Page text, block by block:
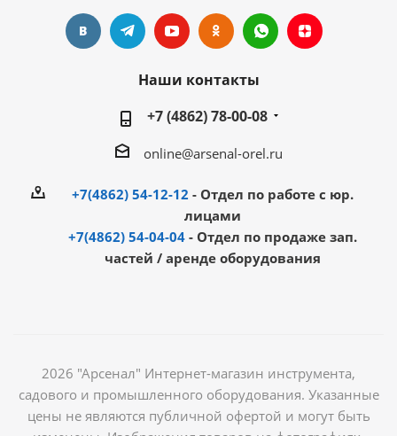
Наши контакты
+7 (4862) 78-00-08
online@arsenal-orel.ru
+7(4862) 54-12-12 - Отдел по работе с юр.
лицами
+7(4862) 54-04-04 - Отдел по продаже зап.
частей / аренде оборудования
2026 "Арсенал" Интернет-магазин инструмента,
садового и промышленного оборудования. Указанные
цены не являются публичной офертой и могут быть